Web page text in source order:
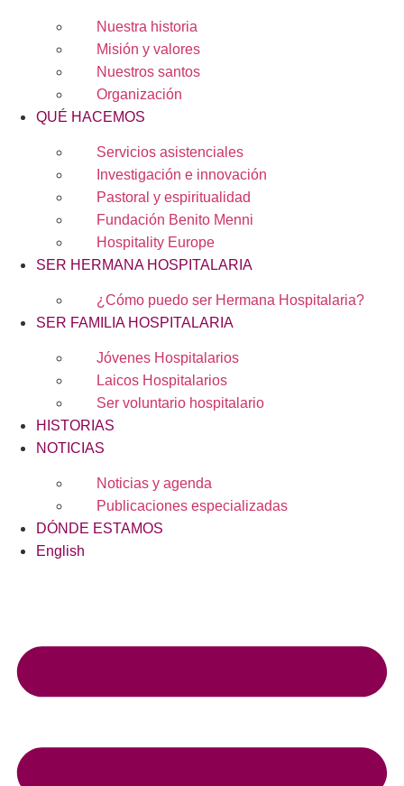
Nuestra historia
Misión y valores
Nuestros santos
Organización
QUÉ HACEMOS
Servicios asistenciales
Investigación e innovación
Pastoral y espiritualidad
Fundación Benito Menni
Hospitality Europe
SER HERMANA HOSPITALARIA
¿Cómo puedo ser Hermana Hospitalaria?
SER FAMILIA HOSPITALARIA
Jóvenes Hospitalarios
Laicos Hospitalarios
Ser voluntario hospitalario
HISTORIAS
NOTICIAS
Noticias y agenda
Publicaciones especializadas
DÓNDE ESTAMOS
English